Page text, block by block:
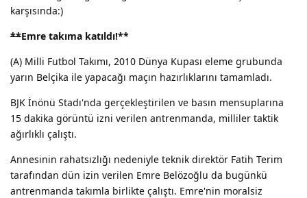
karşısında:)
**Emre takıma katıldı!**
(A) Milli Futbol Takımı, 2010 Dünya Kupası eleme grubunda
yarın Belçika ile yapacağı maçın hazırlıklarını tamamladı.
BJK İnönü Stadı'nda gerçekleştirilen ve basın mensuplarına
15 dakika görüntü izni verilen antrenmanda, milliler taktik
ağırlıklı çalıştı.
Annesinin rahatsızlığı nedeniyle teknik direktör Fatih Terim
tarafından dün izin verilen Emre Belözoğlu da bugünkü
antrenmanda takımla birlikte çalıştı. Emre'nin moralsiz